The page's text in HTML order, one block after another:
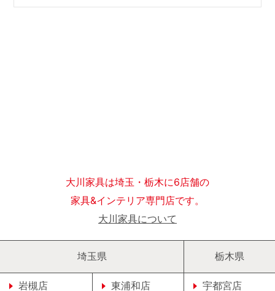
大川家具は埼玉・栃木に6店舗の
家具&インテリア専門店です。
大川家具について
埼玉県
岩槻店 東浦和店
栃木県
宇都宮店